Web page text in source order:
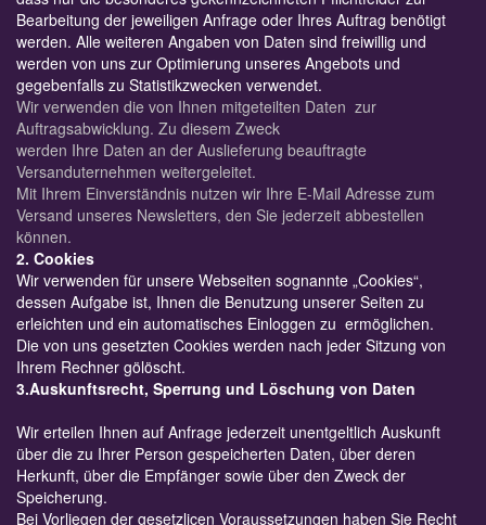
Bearbeitung der jeweiligen Anfrage oder Ihres Auftrag benötigt
werden. Alle weiteren Angaben von Daten sind freiwillig und
werden von uns zur Optimierung unseres Angebots und
gegebenfalls zu Statistikzwecken verwendet.
Wir verwenden die von Ihnen mitgeteilten Daten zur
Auftragsabwicklung. Zu diesem Zweck
werden Ihre Daten an der Auslieferung beauftragte
Versanduternehmen weitergeleitet.
Mit Ihrem Einverständnis nutzen wir Ihre E-Mail Adresse zum
Versand unseres Newsletters, den Sie jederzeit abbestellen
können.
2. Cookies
Wir verwenden für unsere Webseiten sognannte „Cookies“,
dessen Aufgabe ist, Ihnen die Benutzung unserer Seiten zu
erleichten und ein automatisches Einloggen zu ermöglichen.
Die von uns gesetzten Cookies werden nach jeder Sitzung von
Ihrem Rechner gölöscht.
3.Auskunftsrecht, Sperrung und Löschung von Daten
Wir erteilen Ihnen auf Anfrage jederzeit unentgeltlich Auskunft
über die zu Ihrer Person gespeicherten Daten, über deren
Herkunft, über die Empfänger sowie über den Zweck der
Speicherung.
Bei Vorliegen der gesetzlicen Voraussetzungen haben Sie Recht